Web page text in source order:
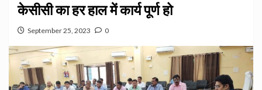
केसीसी का हर हाल में कार्य पूर्ण हो
September 25, 2023 0